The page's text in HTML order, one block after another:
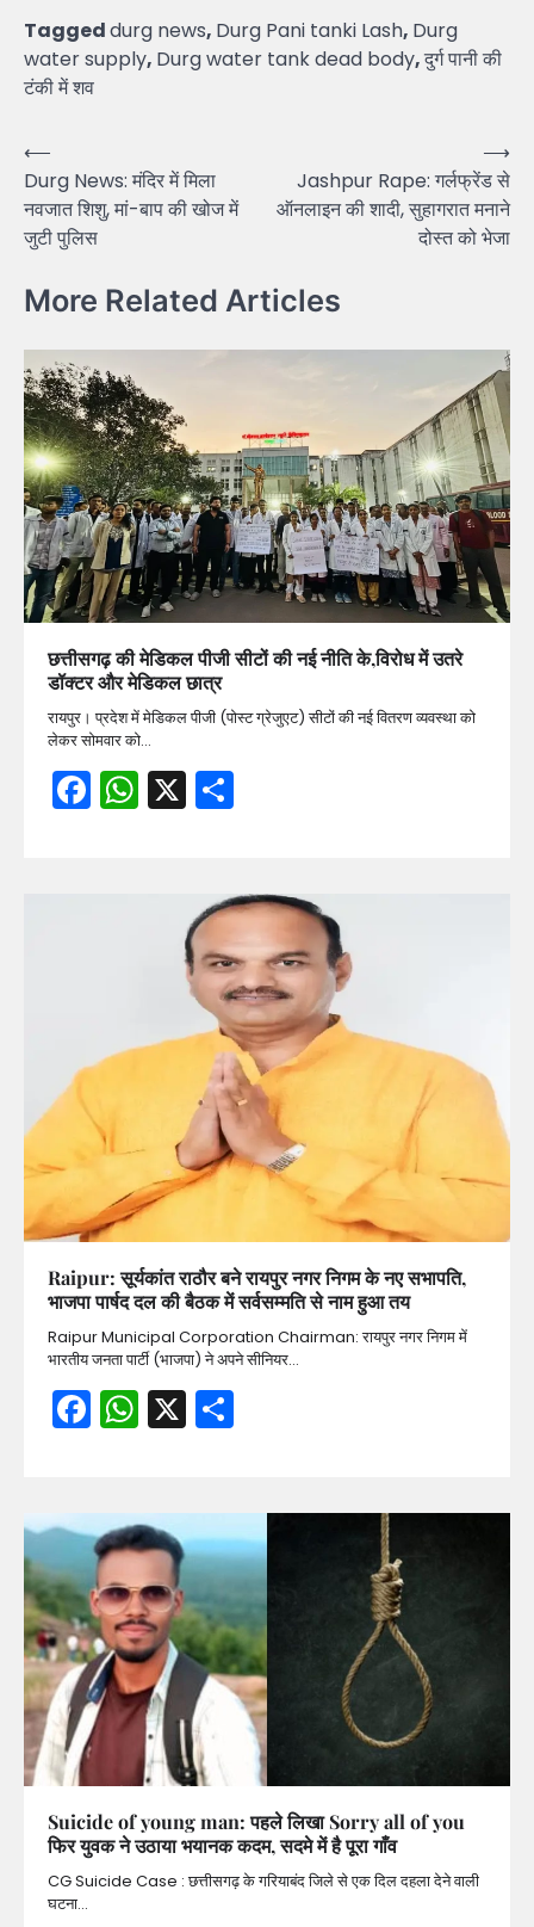
Taggeddurg news, Durg Pani tanki Lash, Durg
water supply, Durg water tank dead body,दुर्ग पानी की
टंकी में शव
Post
navigation
⟵
Durg News: मंदिर में मिला
नवजात शिशु, मां-बाप की खोज में
जुटी पुलिस
Jashpur Rape: गर्लफ्रेंड से
ऑनलाइन की शादी, सुहागरात मनाने
दोस्त को भेजा
⟶
More Related Articles
छत्तीसगढ़ की मेडिकल पीजी सीटों की नई नीति के,विरोध में उतरे
डॉक्टर और मेडिकल छात्र
रायपुर। प्रदेश में मेडिकल पीजी (पोस्ट ग्रेजुएट) सीटों की नई वितरण व्यवस्था को
लेकर सोमवार को…
Facebook
WhatsApp
X
Raipur: सूर्यकांत राठौर बने रायपुर नगर निगम के नए सभापति,
भाजपा पार्षद दल की बैठक में सर्वसम्मति से नाम हुआ तय
Raipur Municipal Corporation Chairman: रायपुर नगर निगम में
भारतीय जनता पार्टी (भाजपा) ने अपने सीनियर…
Facebook
WhatsApp
X
Suicide of young man: पहले लिखा Sorry all of you
फिर युवक ने उठाया भयानक कदम, सदमे में है पूरा गाँव
CG Suicide Case : छत्तीसगढ़ के गरियाबंद जिले से एक दिल दहला देने वाली
घटना…